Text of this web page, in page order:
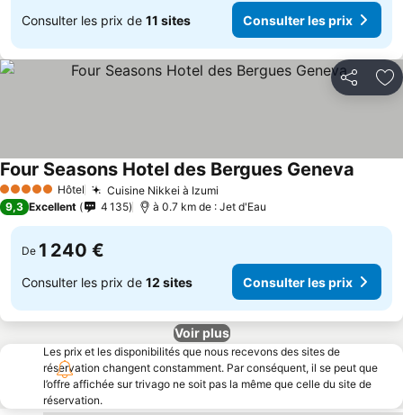
Consulter les prix de 11 sites Consulter les prix
Partager
5 Étoiles Hôtel Cuisine Nikkei à Izumi
Four Seasons Hotel des Bergues Geneva
9,3 Excellent 4 135 à 0.7 km de : Jet d'Eau
De 1 240 €
Consulter les prix de 12 sites Consulter les prix
Voir plus
Les prix et les disponibilités que nous recevons des sites de
réservation changent constamment. Par conséquent, il se peut que
l’offre affichée sur trivago ne soit pas la même que celle du site de
réservation.